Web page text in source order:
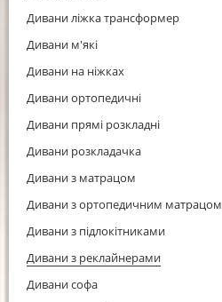
Дивани ліжка трансформер
Дивани м'які
Дивани на ніжках
Дивани ортопедичні
Дивани прямі розкладні
Дивани розкладачка
Дивани з матрацом
Дивани з ортопедичним матрацом
Дивани з підлокітниками
Дивани з реклайнерами
Дивани софа